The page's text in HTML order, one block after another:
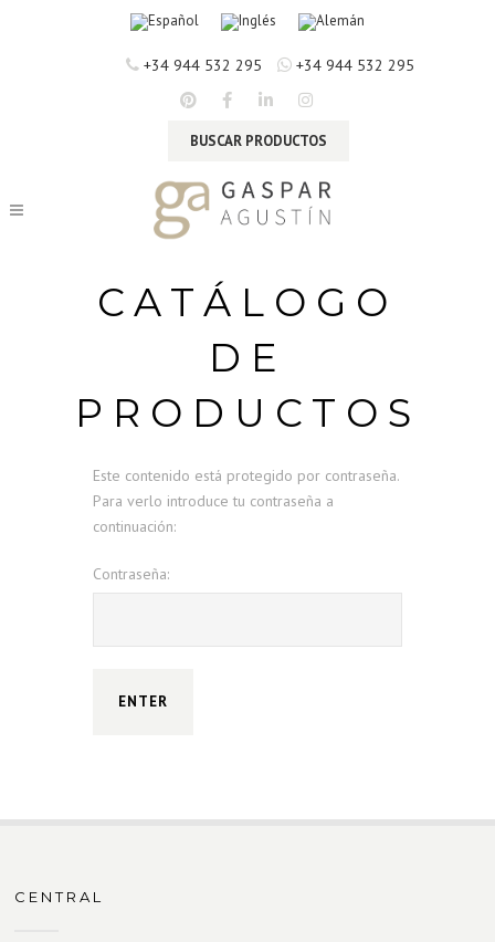
+34 944 532 295 +34 944 532 295
BUSCAR PRODUCTOS
CATÁLOGO
DE
PRODUCTOS
Este contenido está protegido por contraseña.
Para verlo introduce tu contraseña a
continuación:
Contraseña:
CENTRAL